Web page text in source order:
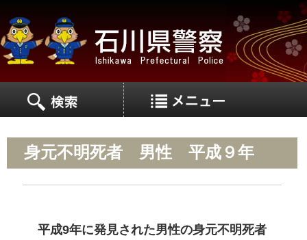
身元不明死者 男性 平成９年
平成9年に発見された男性の身元不明死者